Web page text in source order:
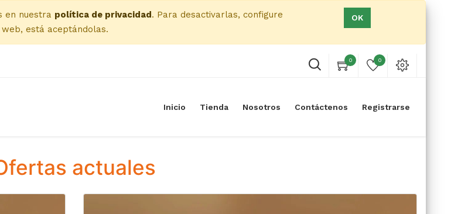
en nuestra política de privacidad. Para desactivarlas, configure
web, está aceptándolas.
OK
0 0
Inicio Tienda Nosotros Contáctenos Registrarse
actuales